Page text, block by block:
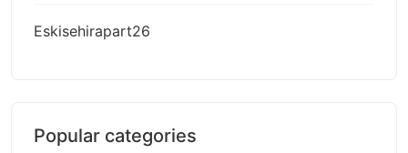
Eskisehirapart26
Popular categories